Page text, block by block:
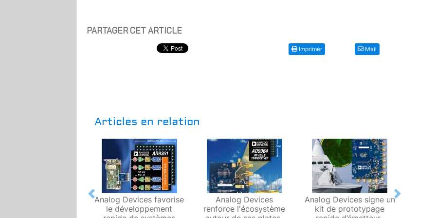
PARTAGER CET ARTICLE
Imprimer Mail
Articles en relation
Analog Devices favorise
le développement
Analog Devices
renforce l'écosystème
Analog Devices signe un
kit de prototypage
Previous Next